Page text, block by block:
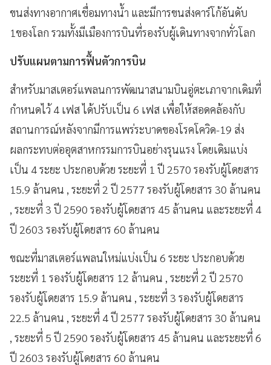
ขนส่งทางอากาศเชื่อมทางน้ำ และมีการขนส่งคาร์โก้อันดับ
1ของโลก รวมทั้งมีเมืองการบินที่รองรับผู้เดินทางจากทั่วโลก
ปรับแผนตามการฟื้นตัวการบิน
สำหรับมาสเตอร์แพลนการพัฒนาสนามบินอู่ตะเภาจากเดิมที่
กำหนดไว้ 4 เฟส ได้ปรับเป็น 6 เฟส เพื่อให้สอดคล้องกับ
สถานการณ์หลังจากมีการแพร่ระบาดของโรคโควิด-19 ส่ง
ผลกระทบต่ออุตสาหกรรมการบินอย่างรุนแรง โดยเดิมแบ่ง
เป็น 4 ระยะ ประกอบด้วย ระยะที่ 1 ปี 2570 รองรับผู้โดยสาร
15.9 ล้านคน , ระยะที่ 2 ปี 2577 รองรับผู้โดยสาร 30 ล้านคน
, ระยะที่ 3 ปี 2590 รองรับผู้โดยสาร 45 ล้านคน และระยะที่ 4
ปี 2603 รองรับผู้โดยสาร 60 ล้านคน
ขณะที่มาสเตอร์แพลนใหม่แบ่งเป็น 6 ระยะ ประกอบด้วย
ระยะที่ 1 รองรับผู้โดยสาร 12 ล้านคน , ระยะที่ 2 ปี 2570
รองรับผู้โดยสาร 15.9 ล้านคน , ระยะที่ 3 รองรับผู้โดยสาร
22.5 ล้านคน , ระยะที่ 4 ปี 2577 รองรับผู้โดยสาร 30 ล้านคน
, ระยะที่ 5 ปี 2590 รองรับผู้โดยสาร 45 ล้านคน และระยะที่ 6
ปี 2603 รองรับผู้โดยสาร 60 ล้านคน